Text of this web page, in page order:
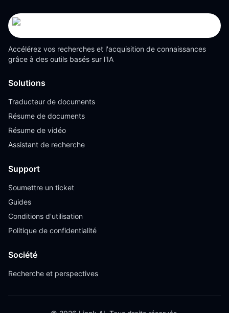
Accélérez vos recherches et l'acquisition de connaissances
grâce à des outils basés sur l'IA
Solutions
Traducteur de documents
Résume de documents
Résume de vidéo
Assistant de recherche
Support
Soumettre un ticket
Guides
Conditions d'utilisation
Politique de confidentialité
Société
Recherche et perspectives